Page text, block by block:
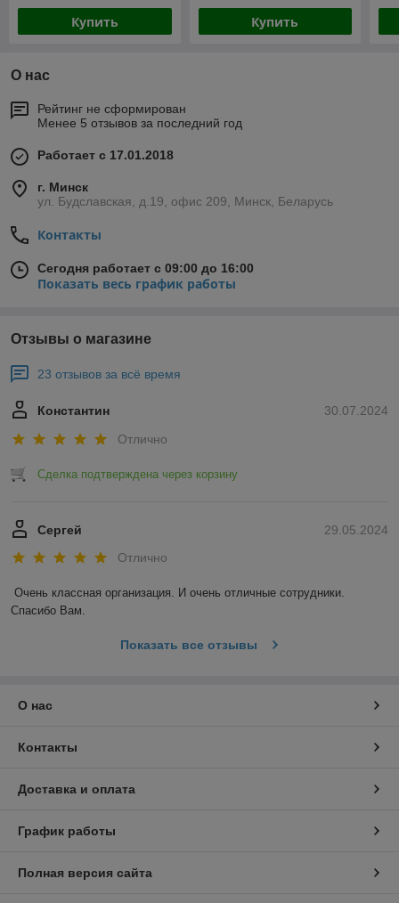
Купить Купить
О нас
Рейтинг не сформирован
Менее 5 отзывов за последний год
Работает с 17.01.2018
г. Минск
ул. Будславская, д.19, офис 209, Минск, Беларусь
Контакты
Сегодня работает с 09:00 до 16:00
Показать весь график работы
Отзывы о магазине
23 отзывов за всё время
30.07.2024
Константин
Отлично
Сделка подтверждена через корзину
29.05.2024
Сергей
Отлично
Очень классная организация. И очень отличные сотрудники.
Спасибо Вам.
Показать все отзывы
О нас
Контакты
Доставка и оплата
График работы
Полная версия сайта